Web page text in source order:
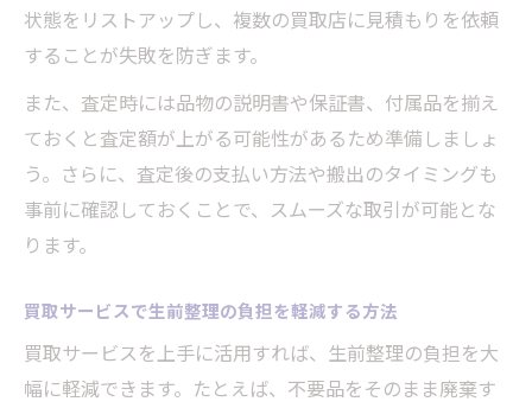
買取サービス選びに役立つポイント紹介
身近な買取で経済的負担を減らすコツ
身近な買取活用で家計の負担を軽減する方
法
経済的な負担を減らす買取サービス活用術
買取を利用して無理なく整理を進めるコツ
状態をリストアップし、複数の買取店に見積もりを依頼
することが失敗を防ぎます。
また、査定時には品物の説明書や保証書、付属品を揃え
ておくと査定額が上がる可能性があるため準備しましょ
う。さらに、査定後の支払い方法や搬出のタイミングも
事前に確認しておくことで、スムーズな取引が可能とな
ります。
買取サービスで生前整理の負担を軽減する方法
買取サービスを上手に活用すれば、生前整理の負担を大
幅に軽減できます。たとえば、不要品をそのまま廃棄す